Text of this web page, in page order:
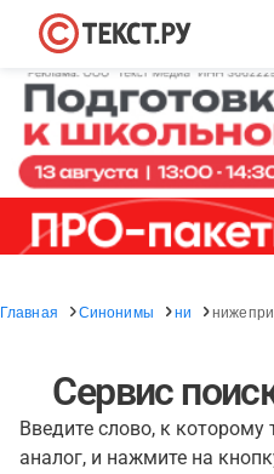
Главная Синонимы ни
Сервис
Введите слово, к которому
аналог, и нажмите на